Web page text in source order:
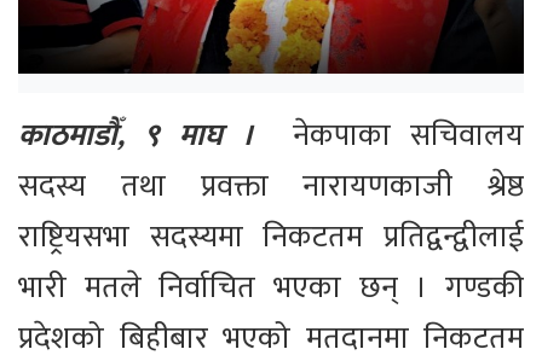
काठमाडौँ, ९ माघ ।नेकपाका सचिवालय
सदस्य तथा प्रवक्ता नारायणकाजी श्रेष्ठ
राष्ट्रियसभा सदस्यमा निकटतम प्रतिद्वन्द्वीलाई
भारी मतले निर्वाचित भएका छन् । गण्डकी
प्रदेशको बिहीबार भएको मतदानमा निकटतम